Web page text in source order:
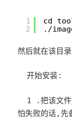
1
2
cd
./
然后就在该目
开始安装:
1 .把该文件
怕失败的话,先